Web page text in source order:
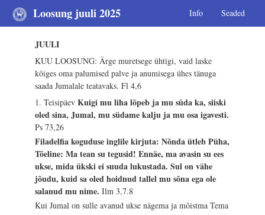
Loosung juuli 2025 Info Seaded
JUULI
KUU LOOSUNG: Ärge muretsege ühtigi, vaid laske
kõiges oma palumised palve ja anumisega ühes tänuga
saada Jumalale teatavaks.Fl 4,6
1. TeisipäevKuigi mu liha lõpeb ja mu süda ka, siiski
oled sina, Jumal, mu südame kalju ja mu osa igavesti.
Ps 73,26
Filadelfia koguduse inglile kirjuta: Nõnda ütleb Püha,
Tõeline: Ma tean su tegusid! Ennäe, ma avasin su ees
ukse, mida ükski ei suuda lukustada. Sul on vähe
jõudu, kuid sa oled hoidnud tallel mu sõna ega ole
salanud mu nime.Ilm 3,7.8
Kui Jumal on sulle avanud ukse nägema ja mõistma Tema